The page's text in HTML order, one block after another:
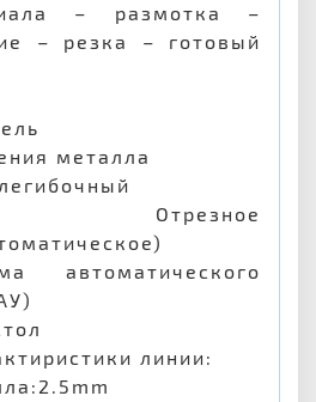
– размотка –
– резка – готовый
металла
автоматического
линии: